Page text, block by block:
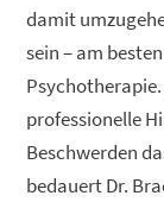
damit
sein – am
professionelle
Beschwerden
bedauert Dr.